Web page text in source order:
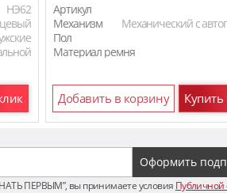
HЭ62
Артикул
Механизм
Механический с
Пол
Материал ремня
Добавить в корзину Купить
ПЕРВЫМ”, вы принимаете условия